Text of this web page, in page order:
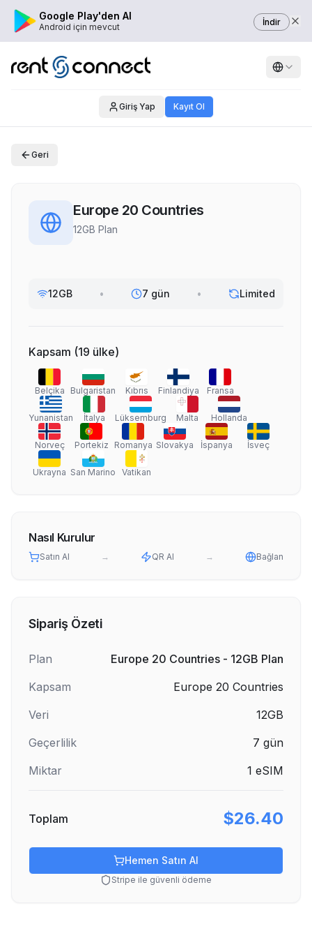
Google Play'den Al
Android için mevcut İndir
Giriş Yap Kayıt Ol
Geri
Europe 20 Countries
12GB Plan
12GB • 7 gün • Limited
Kapsam (19 ülke)
Belçika Bulgaristan Kıbrıs Finlandiya Fransa
Yunanistan İtalya Lüksemburg Malta Hollanda
Norveç Portekiz Romanya Slovakya İspanya İsveç
Ukrayna San Marino Vatikan
Nasıl Kurulur
Satın Al → QR Al → Bağlan
Sipariş Özeti
Plan
Europe 20 Countries - 12GB Plan
Kapsam
Europe 20 Countries
Veri
12GB
Geçerlilik
7 gün
Miktar
1 eSIM
Toplam $26.40
Hemen Satın Al
Stripe ile güvenli ödeme